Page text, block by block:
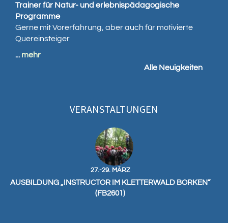
Trainer für Natur- und erlebnispädagogische
Programme
Gerne mit Vorerfahrung, aber auch für motivierte
Quereinsteiger
... mehr
Alle Neuigkeiten
VERANSTALTUNGEN
27.-29. MÄRZ
AUSBILDUNG „INSTRUCTOR IM KLETTERWALD BORKEN“
(FB2601)